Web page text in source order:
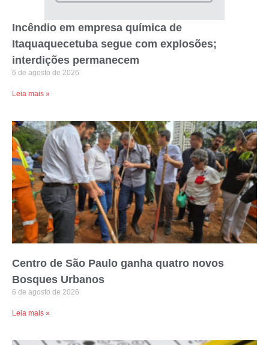
Incêndio em empresa química de
Itaquaquecetuba segue com explosões;
interdições permanecem
6 de agosto de 2026
Leia mais »
Centro de São Paulo ganha quatro novos
Bosques Urbanos
6 de agosto de 2026
Leia mais »